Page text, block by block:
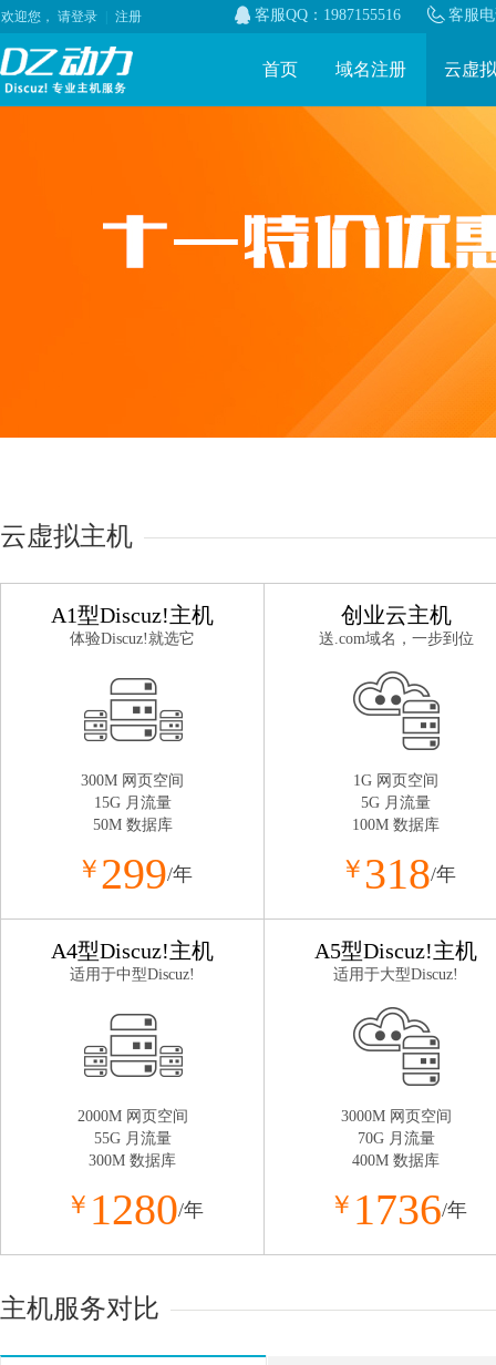
欢迎您， 请登录 注册 客服QQ：1987155516 客服电
首页 域名注册 云虚
云虚拟主机
A1型Discuz!主机
体验Discuz!就选它
300M 网页空间
15G 月流量
50M 数据库
￥ 299/年
创业云主机
送.com域名，一步到位
1G 网页空间
5G 月流量
100M 数据库
￥ 318/年
A4型Discuz!主机
适用于中型Discuz!
2000M 网页空间
55G 月流量
300M 数据库
￥ 1280/年
A5型Discuz!主机
适用于大型Discuz!
3000M 网页空间
70G 月流量
400M 数据库
￥ 1736/年
主机服务对比